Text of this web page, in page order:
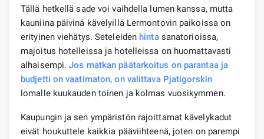
Tällä hetkellä sade voi vaihdella lumen kanssa, mutta
kauniina päivinä kävelyillä Lermontovin paikoissa on
erityinen viehätys. Seteleiden hintasanatorioissa,
majoitus hotelleissa ja hotelleissa on huomattavasti
alhaisempi.Jos matkan päätarkoitus on parantaa ja
budjetti on vaatimaton, on valittava Pjatigorskin
lomalle kuukauden toinen ja kolmas vuosikymmen.
Kaupungin ja sen ympäristön rajoittamat kävelykadut
eivät houkuttele kaikkia pääviihteenä, joten on parempi